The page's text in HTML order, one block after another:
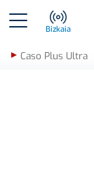
Bizkaia
Caso Plus Ultra